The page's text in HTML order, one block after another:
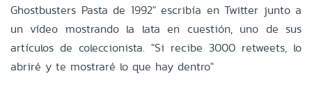
Ghostbusters Pasta de 1992" escribía en Twitter junto a
un vídeo mostrando la lata en cuestión, uno de sus
artículos de coleccionista. "Si recibe 3000 retweets, lo
abriré y te mostraré lo que hay dentro"